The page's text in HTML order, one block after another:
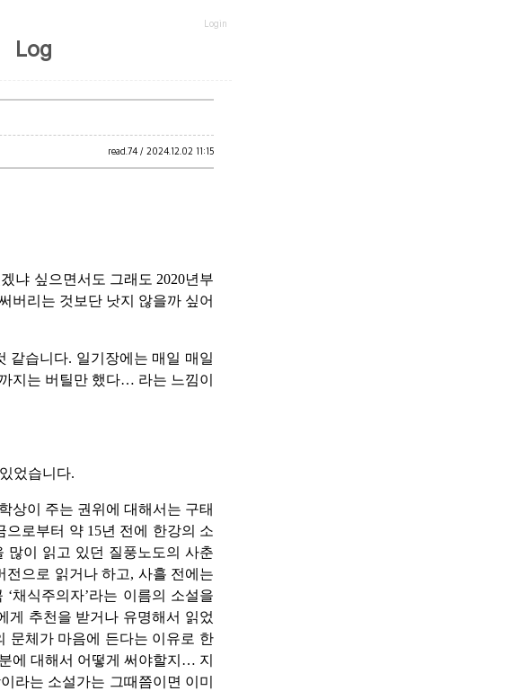
Login
Log
2024.12.02 11:15
read. 74 /
냐 싶으면서도 그래도 2020년부
버리는 것보단 낫지 않을까 싶어
같습니다. 일기장에는 매일 매일
지는 버틸만 했다… 라는 느낌이
었습니다.
상이 주는 권위에 대해서는 구태
로부터 약 15년 전에 한강의 소
많이 읽고 있던 질풍노도의 사춘
으로 읽거나 하고, 사흘 전에는
채식주의자’라는 이름의 소설을
게 추천을 받거나 유명해서 읽었
문체가 마음에 든다는 이유로 한
에 대해서 어떻게 써야할지… 지
라는 소설가는 그때쯤이면 이미